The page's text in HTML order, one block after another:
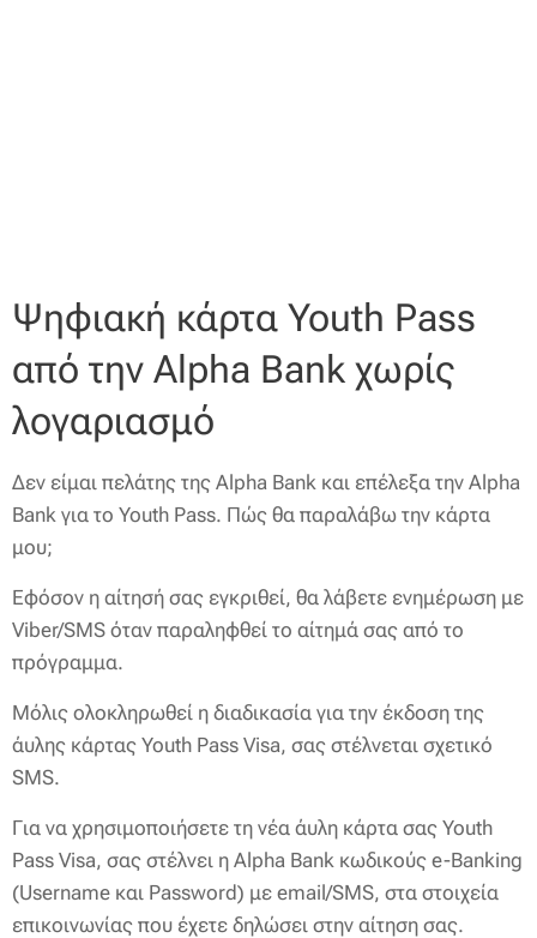
Ψηφιακή κάρτα Youth Pass
από την Alpha Bank χωρίς
λογαριασμό
Δεν είμαι πελάτης της Alpha Bank και επέλεξα την Alpha
Bank για το Youth Pass. Πώς θα παραλάβω την κάρτα
μου;
Εφόσον η αίτησή σας εγκριθεί, θα λάβετε ενημέρωση με
Viber/SMS όταν παραληφθεί το αίτημά σας από το
πρόγραμμα.
Μόλις ολοκληρωθεί η διαδικασία για την έκδοση της
άυλης κάρτας Youth Pass Visa, σας στέλνεται σχετικό
SMS.
Για να χρησιμοποιήσετε τη νέα άυλη κάρτα σας Youth
Pass Visa, σας στέλνει η Alpha Bank κωδικούς e-Banking
(Username και Password) με email/SMS, στα στοιχεία
επικοινωνίας που έχετε δηλώσει στην αίτηση σας.